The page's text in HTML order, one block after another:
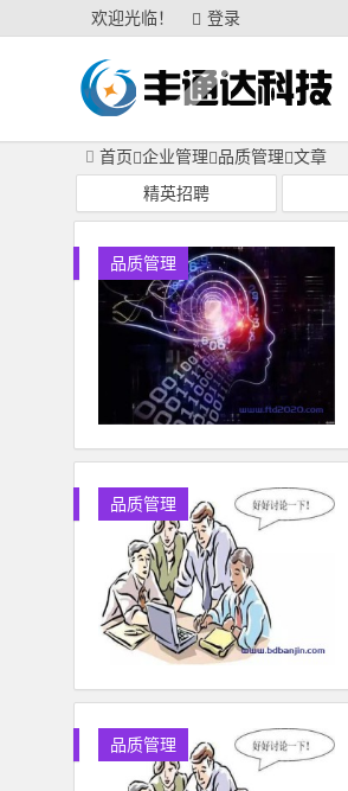
欢迎光临！ 登录
首页 企业管理 品质管理 文章
精英招聘
品质管理
品质管理
品质管理